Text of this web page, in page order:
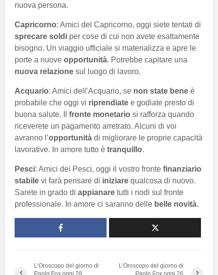
nuova persona.
Capricorno: Amici del Capricorno, oggi siete tentati di
sprecare soldi per cose di cui non avete esattamente
bisogno. Un viaggio ufficiale si materializza e apre le
porte a nuove opportunità. Potrebbe capitare una
nuova relazione sul luogo di lavoro.
Acquario: Amici dell’Acquario, se non state bene è
probabile che oggi vi riprendiate e godiate presto di
buona salute. Il
fronte monetario si rafforza quando
riceverete un pagamento arretrato. Alcuni di voi
avranno l’opportunità di migliorare le proprie capacità
lavorative. In amore tutto è tranquillo.
Pesci: Amici dei Pesci, oggi il vostro fronte finanziario
stabile vi farà pensare di iniziare qualcosa di nuovo.
Sarete in grado di appianare tutti i nodi sul fronte
professionale. In amore ci saranno delle belle novità.
L’Oroscopo del giorno di
Paolo Fox oggi 28
L’Oroscopo del giorno di
Paolo Fox oggi 26